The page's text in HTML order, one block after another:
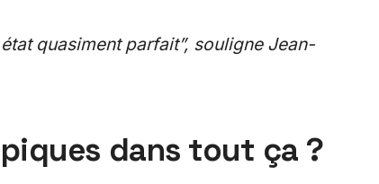
quasiment parfait”, souligne Jean-
dans tout ça ?